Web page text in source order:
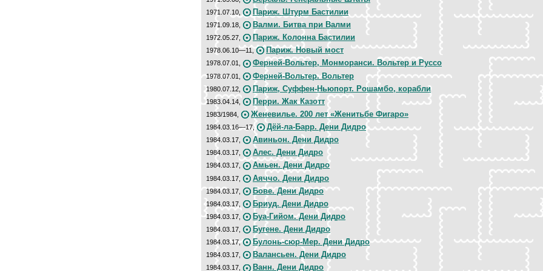
1971.07.10, Париж. Штурм Бастилии
1971.09.18, Валми. Битва при Валми
1972.05.27, Париж. Колонна Бастилии
1978.06.10—11, Париж. Новый мост
1978.07.01, Ферней-Вольтер, Монморанси. Вольтер и Руссо
1978.07.01, Ферней-Вольтер. Вольтер
1980.07.12, Париж, Суффен-Ньюпорт. Рошамбо, корабли
1983.04.14, Перри. Жак Казотт
1983/1984, Женевилье. 200 лет «Женитьбе Фигаро»
1984.03.16—17, Дёй-ла-Барр. Дени Дидро
1984.03.17, Авиньон. Дени Дидро
1984.03.17, Алес. Дени Дидро
1984.03.17, Амьен. Дени Дидро
1984.03.17, Аяччо. Дени Дидро
1984.03.17, Бове. Дени Дидро
1984.03.17, Бриуд. Дени Дидро
1984.03.17, Буа-Гийом. Дени Дидро
1984.03.17, Бугене. Дени Дидро
1984.03.17, Булонь-сюр-Мер. Дени Дидро
1984.03.17, Валансьен. Дени Дидро
1984.03.17, Ванн. Дени Дидро